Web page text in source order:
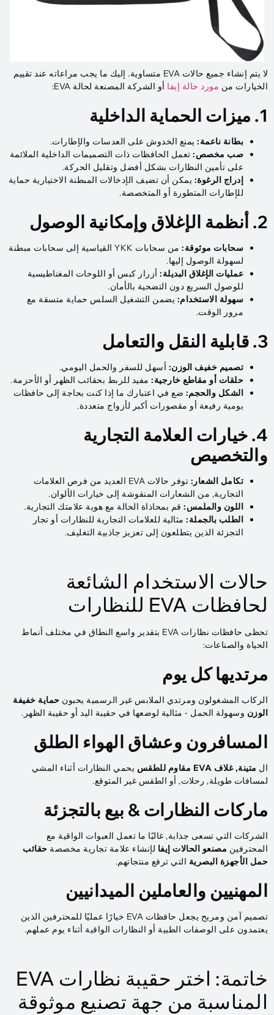
لا يتم إنشاء جميع حالات EVA متساوية. إليك ما يجب مراعاته عند تقييم
الخيارات من مورد حالة إيفا أو الشركة المصنعة لحالة EVA:
1. ميزات الحماية الداخلية
بطانة ناعمة: يمنع الخدوش على العدسات والإطارات.
صب مخصص: تعمل الحافظات ذات التصميمات الداخلية الملائمة
على تأمين النظارات بشكل أفضل وتقليل الحركة.
إدراج الرغوة: يمكن أن تضيف الإدخالات المبطنة الاختيارية حماية
للإطارات المتطورة أو المتخصصة.
2. أنظمة الإغلاق وإمكانية الوصول
سحابات موثوقة:
من سحابات YKK القياسية إلى سحابات مبطنة
لسهولة الوصول إليها.
عمليات الإغلاق البديلة: أزرار كبس أو اللوحات المغناطيسية
للوصول السريع دون التضحية بالأمان.
سهولة الاستخدام: يضمن التشغيل السلس حماية متسقة مع
مرور الوقت.
3. قابلية النقل والتعامل
تصميم خفيف الوزن: أسهل للسفر والحمل اليومي.
حلقات أو مقاطع خارجية: مفيد للربط بحقائب الظهر أو الأحزمة.
الشكل والحجم: ضع في اعتبارك ما إذا كنت بحاجة إلى حافظات
يومية رفيعة أو مقصورات أكبر لأزواج متعددة.
4. خيارات العلامة التجارية
والتخصيص
تكامل الشعار:
توفر حالات EVA العديد من فرص العلامات
التجارية, من الشعارات المنقوشة إلى خيارات الألوان.
اللون والملمس: قم بمحاذاة الحالة مع هوية علامتك التجارية.
الطلب بالجملة: مثالية للعلامات التجارية للنظارات أو تجار
التجزئة الذين يتطلعون إلى تعزيز جاذبية التغليف.
حالات الاستخدام الشائعة
لحافظات EVA للنظارات
تحظى حافظات نظارات EVA بتقدير واسع النطاق في مختلف أنماط
الحياة والصناعات:
مرتديها كل يوم
الركاب المشغولون ومرتدي الملابس غير الرسمية يحبون حماية خفيفة
الوزن وسهولة الحمل - مثالية لوضعها في حقيبة اليد أو حقيبة الظهر.
المسافرون وعشاق الهواء الطلق
ال متينة, غلاف EVA مقاوم للطقس
يحمي النظارات أثناء المشي
لمسافات طويلة, رحلات, أو الطقس غير المتوقع.
ماركات النظارات & بيع بالتجزئة
الشركات التي تسعى جذابة, غالبًا ما تعمل العبوات الواقية مع
المحترفين مصنعو الحالات إيفا لإنشاء علامة تجارية مخصصة حقائب
حمل الأجهزة البصرية التي ترفع منتجاتهم.
المهنيين والعاملين الميدانيين
تصميم آمن ومريح يجعل حافظات EVA خيارًا عمليًا للمحترفين الذين
يعتمدون على الوصفات الطبية أو النظارات الواقية أثناء يوم عملهم.
خاتمة: اختر حقيبة نظارات EVA
المناسبة من جهة تصنيع موثوقة